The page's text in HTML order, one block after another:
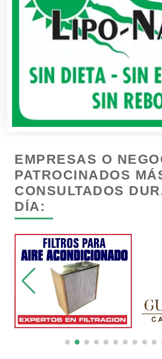
Cafeterías
Cajas de Ahorro
Cámaras de Comercio
Camiones para Fletes
Cancelería de Aluminio
Carnicerías
Carpinterías
Centros Comerciales
EMPRESAS O
PATROCINADOS
CONSULTADOS
DÍA: